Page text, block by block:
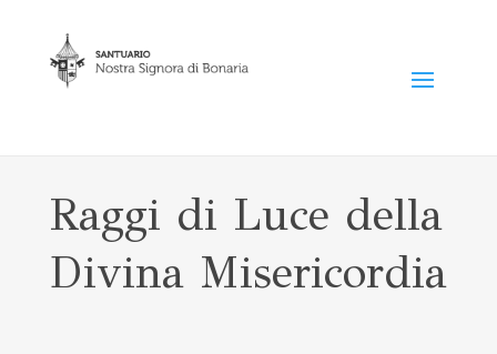
Raggi di Luce della
Divina Misericordia